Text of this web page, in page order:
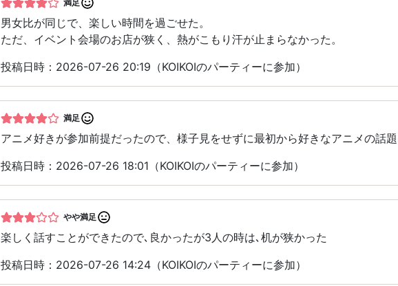
満足
男女比が同じで、楽しい時間を過ごせた。
ただ、イベント会場のお店が狭く、熱がこもり汗が止まらなかった。
投稿日時：2026-07-26 20:19（KOIKOIのパーティーに参加）
満足
アニメ好きが参加前提だったので、様子見をせずに最初から好きなアニメの話
投稿日時：2026-07-26 18:01（KOIKOIのパーティーに参加）
やや満足
楽しく話すことができたので､良かったが3人の時は､机が狭かった
投稿日時：2026-07-26 14:24（KOIKOIのパーティーに参加）